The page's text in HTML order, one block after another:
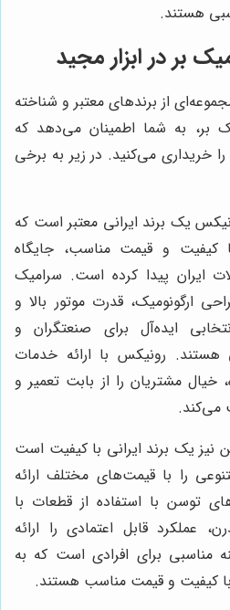
هستند.
بر در ابزار مجید
مجموعه‌ای از برندهای معتبر و شناخته
بر، به شما اطمینان می‌دهد که
خریداری می‌کنید. در زیر به برخی
یک برند ایرانی معتبر است که
کیفیت و قیمت مناسب، جایگاه
ایران پیدا کرده است. سرامیک
ارگونومیک، قدرت موتور بالا و
ایده‌آل برای صنعتگران و
هستند. رونیکس با ارائه خدمات
مشتریان را از بابت تعمیر و
می‌کند.
نیز یک برند ایرانی با کیفیت است
را با قیمت‌های مختلف ارائه
توسن با استفاده از قطعات با
عملکرد قابل اعتمادی را ارائه
مناسبی برای افرادی است که به
کیفیت و قیمت مناسب هستند.